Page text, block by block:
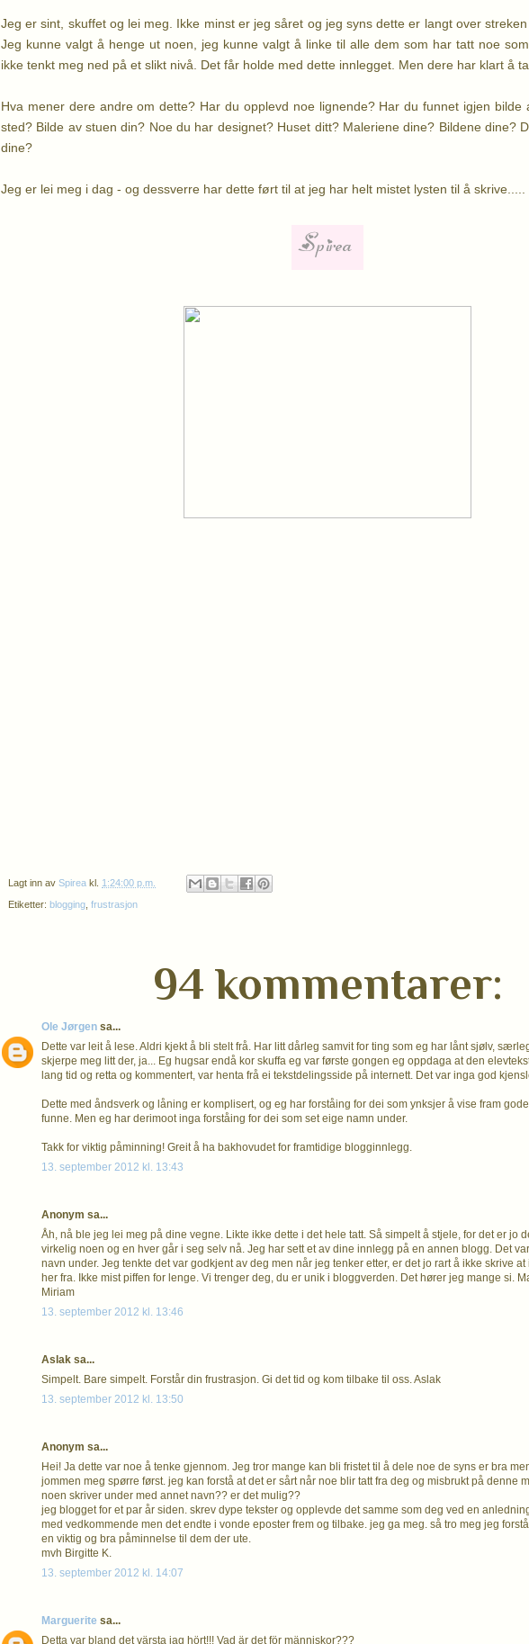
Jeg er sint, skuffet og lei meg. Ikke minst er jeg såret og jeg syns dette er langt over streken
Jeg kunne valgt å henge ut noen, jeg kunne valgt å linke til alle dem som har tatt noe
ikke tenkt meg ned på et slikt nivå. Det får holde med dette innlegget. Men dere har klart å ta
Hva mener dere andre om dette? Har du opplevd noe lignende? Har du funnet igjen bilde
sted? Bilde av stuen din? Noe du har designet? Huset ditt? Maleriene dine? Bildene dine?
dine?
Jeg er lei meg i dag - og dessverre har dette ført til at jeg har helt mistet lysten til å skrive.....
Lagt inn av Spirea kl. 1:24:00 p.m.
Etiketter: blogging frustrasjon
94 kommentarer:
Ole Jørgen sa...
Dette var leit å lese. Aldri kjekt å bli stelt frå. Har litt dårleg samvit for ting som eg har lånt sjølv,
skjerpe meg litt der, ja... Eg hugsar endå kor skuffa eg var første gongen eg oppdaga at den
lang tid og retta og kommentert, var henta frå ei tekstdelingsside på internett. Det var inga god
Dette med åndsverk og låning er komplisert, og eg har forståing for dei som ynksjer å vise fram
funne. Men eg har derimoot inga forståing for dei som set eige namn under.
Takk for viktig påminning! Greit å ha bakhovudet for framtidige blogginnlegg.
13. september 2012 kl. 13:43
Anonym sa...
Åh, nå ble jeg lei meg på dine vegne. Likte ikke dette i det hele tatt. Så simpelt å stjele, for det er jo
virkelig noen og en hver går i seg selv nå. Jeg har sett et av dine innlegg på en annen blogg. Det
navn under. Jeg tenkte det var godkjent av deg men når jeg tenker etter, er det jo rart å ikke skrive
her fra. Ikke mist piffen for lenge. Vi trenger deg, du er unik i bloggverden. Det hører jeg mange si.
Miriam
13. september 2012 kl. 13:46
Aslak sa...
Simpelt. Bare simpelt. Forstår din frustrasjon. Gi det tid og kom tilbake til oss. Aslak
13. september 2012 kl. 13:50
Anonym sa...
Hei! Ja dette var noe å tenke gjennom. Jeg tror mange kan bli fristet til å dele noe de syns er bra
jommen meg spørre først. jeg kan forstå at det er sårt når noe blir tatt fra deg og misbrukt på denne
noen skriver under med annet navn?? er det mulig??
jeg blogget for et par år siden. skrev dype tekster og opplevde det samme som deg ved en
med vedkommende men det endte i vonde eposter frem og tilbake. jeg ga meg. så tro meg jeg
en viktig og bra påminnelse til dem der ute.
mvh Birgitte K.
13. september 2012 kl. 14:07
Marguerite sa...
Detta var bland det värsta jag hört!!! Vad är det för människor???